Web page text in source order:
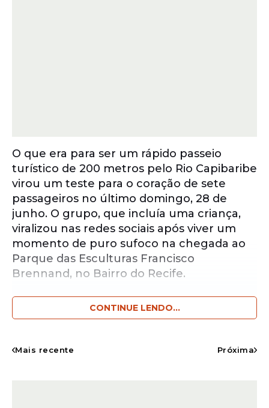
O que era para ser um rápido passeio
turístico de 200 metros pelo Rio Capibaribe
virou um teste para o coração de sete
passageiros no último domingo, 28 de
junho. O grupo, que incluía uma criança,
viralizou nas redes sociais após viver um
momento de puro sufoco na chegada ao
Parque das Esculturas Francisco
Brennand, no Bairro do Recife.
Notícias pelo WhatsApp
Receba as notícias exclusivas doPortal
CONTINUE LENDO...
Mais recente Próxima